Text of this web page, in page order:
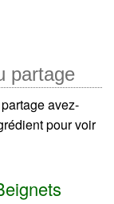
partage
avez-
pour voir